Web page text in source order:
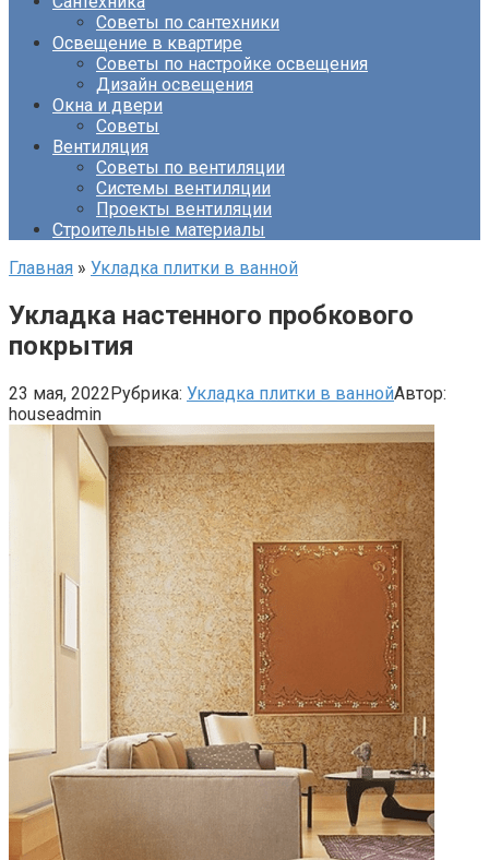
Советы по сантехники
Освещение в квартире
Советы по настройке освещения
Дизайн освещения
Окна и двери
Советы
Вентиляция
Советы по вентиляции
Системы вентиляции
Проекты вентиляции
Строительные материалы
Главная » Укладка плитки в ванной
Укладка настенного пробкового
покрытия
23 мая, 2022Рубрика: Укладка плитки в ваннойАвтор:
houseadmin